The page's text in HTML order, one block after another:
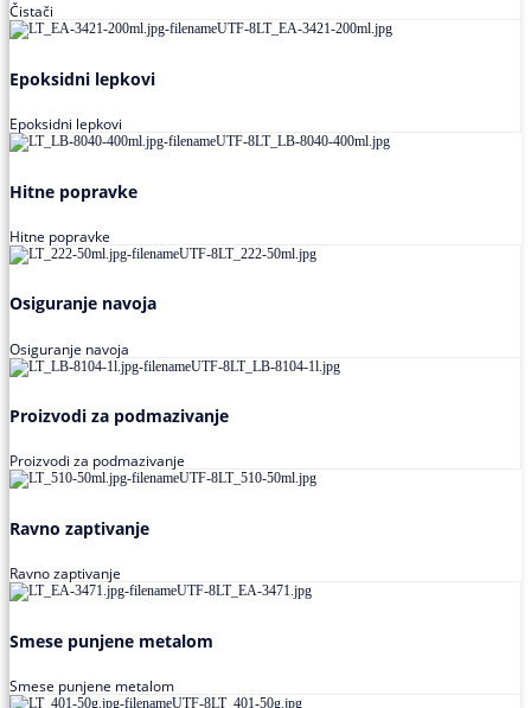
Čistači
Epoksidni lepkovi
Epoksidni lepkovi
Hitne popravke
Hitne popravke
Osiguranje navoja
Osiguranje navoja
Proizvodi za podmazivanje
Proizvodi za podmazivanje
Ravno zaptivanje
Ravno zaptivanje
Smese punjene metalom
Smese punjene metalom